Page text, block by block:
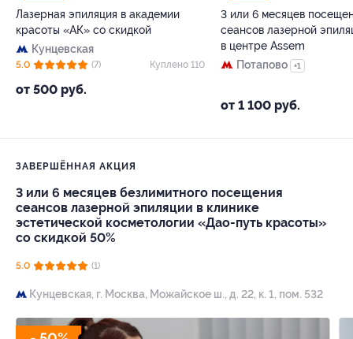
Лазерная эпиляция в академии
красоты «АК» со скидкой
Кунцевская
от 500 руб.
5.0 (7) Куплено 110
3 или 6 месяцев
сеансов лазерной
в центре Assem
Потапово
+1
от 1 100 руб.
ЗАВЕРШЁННАЯ АКЦИЯ
3 или 6 месяцев безлимитного посещения
сеансов лазерной эпиляции в клинике
эстетической косметологии «Дао-путь красоты»
со скидкой 50%
5.0 (1)
Кунцевская, г. Москва, Можайское ш., д. 22, к. 1, пом. 532